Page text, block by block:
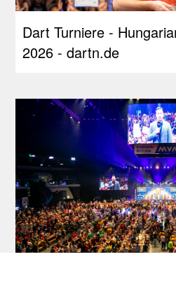
Dart Turniere -
2026 - dartn.de